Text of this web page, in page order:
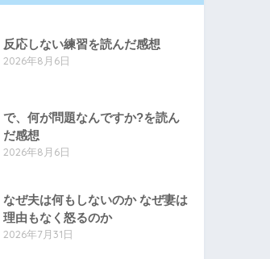
反応しない練習を読んだ感想
2026年8月6日
で、何が問題なんですか?を読ん
だ感想
2026年8月6日
なぜ夫は何もしないのか なぜ妻は
理由もなく怒るのか
2026年7月31日